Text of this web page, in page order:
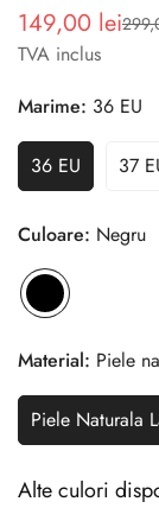
Pret
redus
149,00 lei
Pret
TVA inclus
Marime: 36 EU
36 EU 37
Culoare: Negru
Material: Piele
Piele Naturala
Alte culori